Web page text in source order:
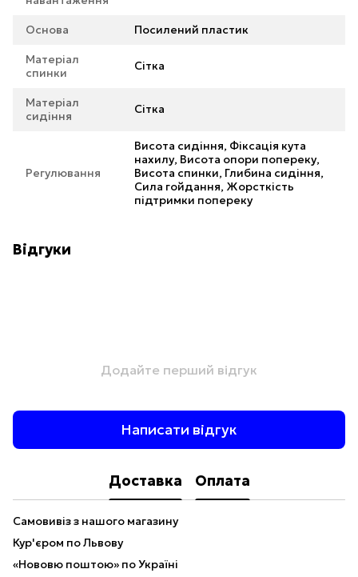
Основа Посилений пластик
Матеріал
спинки
Сітка
Матеріал
сидіння
Сітка
Регулювання
Висота сидіння, Фіксація кута
нахилу, Висота опори попереку,
Висота спинки, Глибина сидіння,
Сила гойдання, Жорсткість
підтримки попереку
Відгуки
Додайте перший відгук
Написати відгук
Доставка Оплата
Самовивіз з нашого магазину
Кур'єром по Львову
«Нововю поштою» по Україні